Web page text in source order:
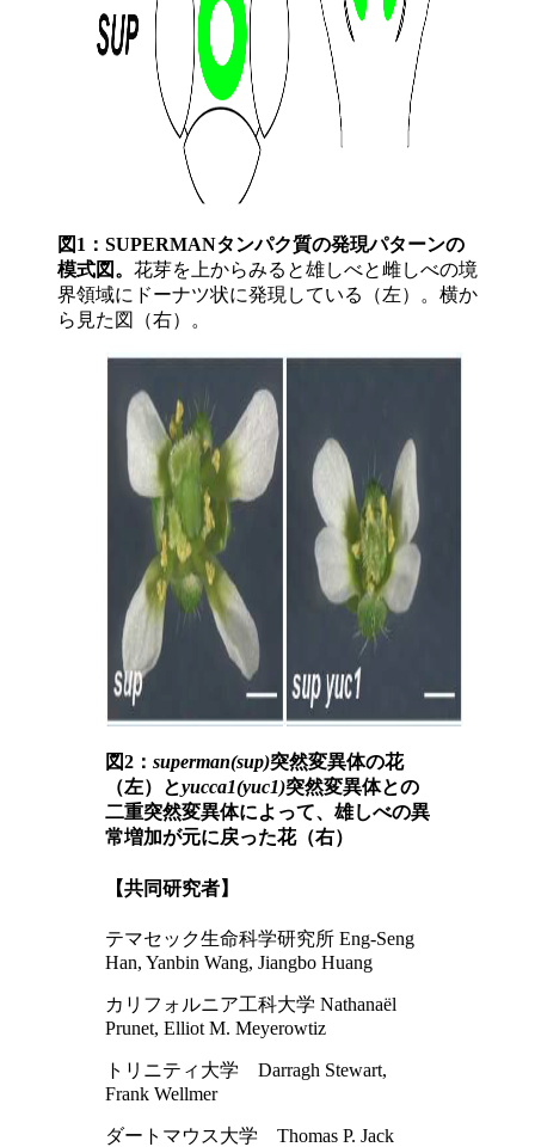
図1：SUPERMANタンパク質の発現パターンの
模式図。 花芽を上からみると雄しべと雌しべの境
界領域にドーナツ状に発現している（左）。横か
ら見た図（右）。
図2： superman(sup)突然変異体の花
（左）とyucca1(yuc1)突然変異体との
二重突然変異体によって、雄しべの異
常増加が元に戻った花（右）
【共同研究者】
テマセック生命科学研究所 Eng-Seng
Han, Yanbin Wang, Jiangbo Huang
カリフォルニア工科大学 Nathanaël
Prunet, Elliot M. Meyerowtiz
トリニティ大学 Darragh Stewart,
Frank Wellmer
ダートマウス大学 Thomas P. Jack